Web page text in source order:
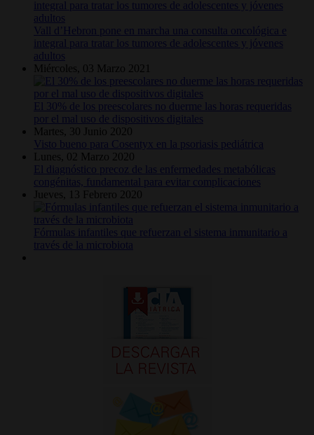
Vall d’Hebron pone en marcha una consulta oncológica e
integral para tratar los tumores de adolescentes y jóvenes
adultos
Miércoles, 03 Marzo 2021
El 30% de los preescolares no duerme las horas requeridas
por el mal uso de dispositivos digitales
Martes, 30 Junio 2020
Visto bueno para Cosentyx en la psoriasis pediátrica
Lunes, 02 Marzo 2020
El diagnóstico precoz de las enfermedades metabólicas
congénitas, fundamental para evitar complicaciones
Jueves, 13 Febrero 2020
Fórmulas infantiles que refuerzan el sistema inmunitario a
través de la microbiota